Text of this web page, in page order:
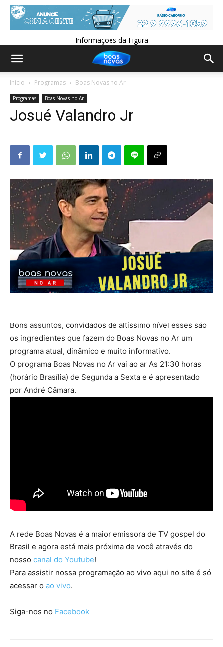
Informações da Figura
Início Programas Boas Novas no Ar
Programas Boas Novas no Ar
Josué Valandro Jr
Bons assuntos, convidados de altíssimo nível esses são
os ingredientes que fazem do Boas Novas no Ar um
programa atual, dinâmico e muito informativo.
O programa Boas Novas no Ar vai ao ar As 21:30 horas
(horário Brasília) de Segunda a Sexta e é apresentado
por André Câmara.
A rede Boas Novas é a maior emissora de TV gospel do
Brasil e agora está mais próxima de você através do
nosso canal do Youtube!
Para assistir nossa programação ao vivo aqui no site é só
acessar o ao vivo.
Siga-nos no Facebook